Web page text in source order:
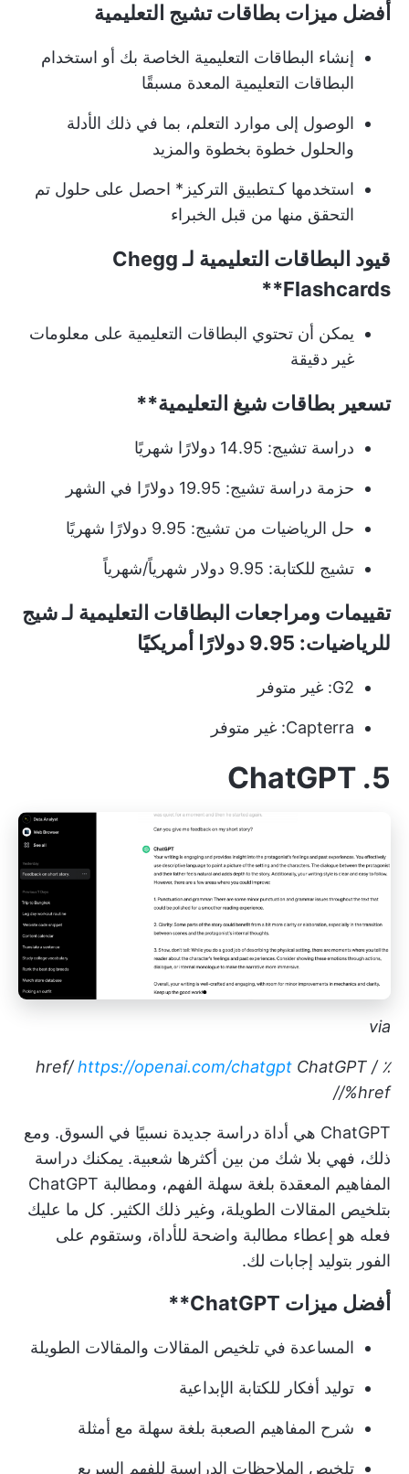
أفضل ميزات بطاقات تشيج التعليمية
إنشاء البطاقات التعليمية الخاصة بك أو استخدام
البطاقات التعليمية المعدة مسبقًا
الوصول إلى موارد التعلم، بما في ذلك الأدلة
والحلول خطوة بخطوة والمزيد
استخدمها كـتطبيق التركيز * احصل على حلول تم
التحقق منها من قبل الخبراء
قيود البطاقات التعليمية لـChegg
Flashcards**
يمكن أن تحتوي البطاقات التعليمية على معلومات
غير دقيقة
تسعير بطاقات شيغ التعليمية**
دراسة تشيج: 14.95 دولارًا شهريًا
حزمة دراسة تشيج: 19.95 دولارًا في الشهر
حل الرياضيات من تشيج: 9.95 دولارًا شهريًا
تشيج للكتابة: 9.95 دولار شهرياً/شهرياً
تقييمات ومراجعات البطاقات التعليمية لـشيج
للرياضيات: 9.95 دولارًا أمريكيًا
G2: غير متوفر
Capterra: غير متوفر
5. ChatGPT
via
٪ / href/ https://openai.com/chatgpt ChatGPT
/%href/
ChatGPT هي أداة دراسة جديدة نسبيًا في السوق. ومع
ذلك، فهي بلا شك من بين أكثرها شعبية. يمكنك دراسة
المفاهيم المعقدة بلغة سهلة الفهم، ومطالبة ChatGPT
بتلخيص المقالات الطويلة، وغير ذلك الكثير. كل ما عليك
فعله هو إعطاء مطالبة واضحة للأداة، وستقوم على
الفور بتوليد إجابات لك.
أفضل ميزات ChatGPT**
المساعدة في تلخيص المقالات والمقالات الطويلة
توليد أفكار للكتابة الإبداعية
شرح المفاهيم الصعبة بلغة سهلة مع أمثلة
تلخيص الملاحظات الدراسية للفهم السريع